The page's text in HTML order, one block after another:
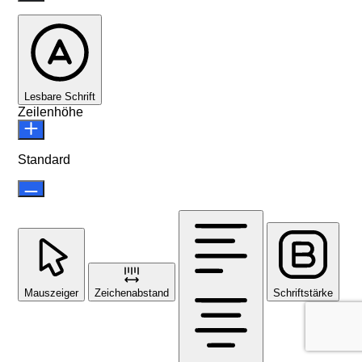
Lesbare Schrift
Zeilenhöhe
Standard
Mauszeiger Zeichenabstand Schriftstärke